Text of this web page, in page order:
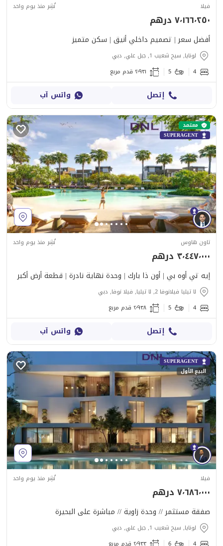
فيلا نُشِر منذ يوم واحد
٧٬١٦٦٬٢٥٠ درهم
أفضل سعر | تصميم داخلي أنيق | سكن متميز
لونايا, سيح شعيب 1, جبل علي, دبي
4
5 ٢٬٩٣١ قدم مربع
إتصل واتس آب
معتمد
SUPERAGENT
تاون هاوس نُشِر منذ يوم واحد
٣٬٤٤٧٬٠٠٠ درهم
إيه تي أوه بي | أون ذا بارك | وحدة نهاية نادرة | قطعة أرض أكبر
لا تيليا فيلانوفا 2, لا تيليا, فيلا نوفا, دبي
4
5 ٢٬٩٣٨ قدم مربع
إتصل واتس آب
SUPERAGENT
البيع الأول
فيلا نُشِر منذ يوم واحد
٧٬٦٨٦٬٠٠٠ درهم
صفقة مستثمر // وحدة زاوية // مباشرة على البحيرة
لونايا, سيح شعيب 1, جبل علي, دبي
4
6 ٢٬٩٣٣ قدم مربع